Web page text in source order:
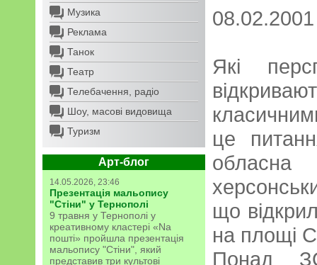
Музика
Реклама
Танок
Театр
Телебачення, радіо
Шоу, масові видовища
Туризм
Арт-блог
14.05.2026, 23:46
Презентація мальопису
"Стіни" у Тернополі
9 травня у Тернополі у
креативному кластері «Na
пошті» пройшла презентація
мальопису "Стіни", який
представив три культові
08.02.2001
Які
це
що
на площі
Понад